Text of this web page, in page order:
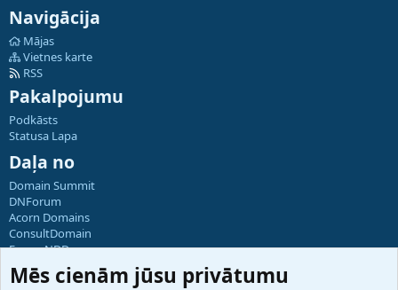
Navigācija
Mājas
Vietnes karte
RSS
Pakalpojumu
Podkāsts
Statusa Lapa
Daļa no
Domain Summit
DNForum
Acorn Domains
ConsultDomain
ForumNDD
Domainforum.ro
27.be
Mēs cienām jūsu privātumu